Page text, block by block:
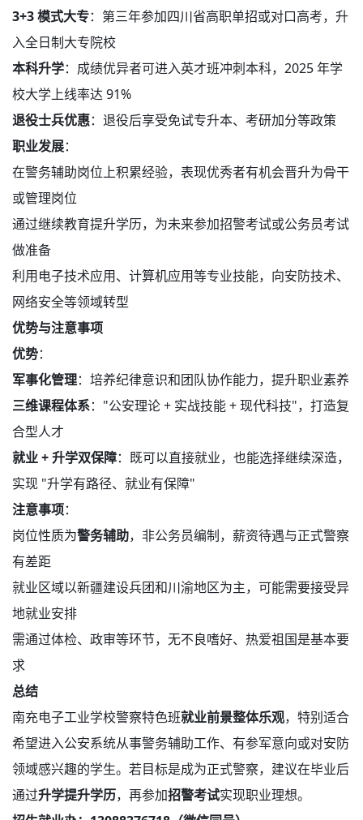
3+3 模式大专：第三年参加四川省高职单招或对口高考，升
入全日制大专院校
本科升学：成绩优异者可进入英才班冲刺本科，2025 年学
校大学上线率达 91%
退役士兵优惠：退役后享受免试专升本、考研加分等政策
职业发展：
在警务辅助岗位上积累经验，表现优秀者有机会晋升为骨干
或管理岗位
通过继续教育提升学历，为未来参加招警考试或公务员考试
做准备
利用电子技术应用、计算机应用等专业技能，向安防技术、
网络安全等领域转型
优势与注意事项
优势：
军事化管理：培养纪律意识和团队协作能力，提升职业素养
三维课程体系："公安理论 + 实战技能 + 现代科技"，打造复
合型人才
就业 + 升学双保障：既可以直接就业，也能选择继续深造，
实现 "升学有路径、就业有保障"
注意事项：
岗位性质为警务辅助，非公务员编制，薪资待遇与正式警察
有差距
就业区域以新疆建设兵团和川渝地区为主，可能需要接受异
地就业安排
需通过体检、政审等环节，无不良嗜好、热爱祖国是基本要
求
总结
南充电子工业学校警察特色班就业前景整体乐观，特别适合
希望进入公安系统从事警务辅助工作、有参军意向或对安防
领域感兴趣的学生。若目标是成为正式警察，建议在毕业后
通过升学提升学历，再参加招警考试实现职业理想。